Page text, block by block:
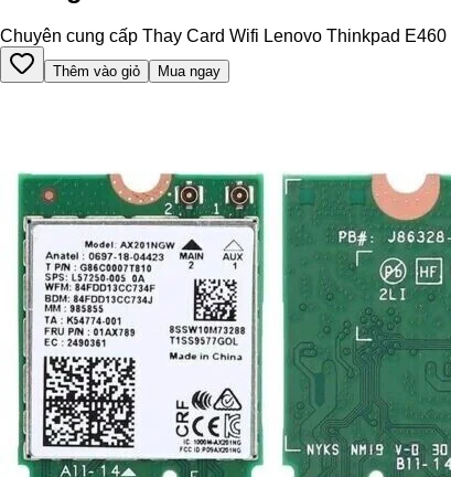
Chuyên cung cấp Thay Card Wifi Lenovo Thinkpad
Thêm vào giỏ Mua ngay